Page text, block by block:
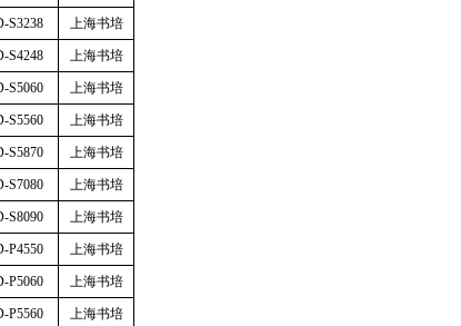
S3238 上海书培
S4248 上海书培
S5060 上海书培
S5560 上海书培
S5870 上海书培
S7080 上海书培
S8090 上海书培
P4550 上海书培
P5060 上海书培
P5560 上海书培